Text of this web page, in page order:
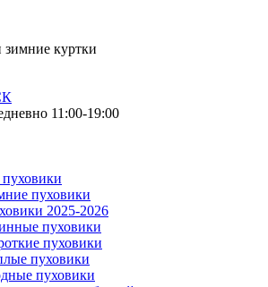
куртки
11:00-19:00
пуховики
2025-2026
пуховики
пуховики
пуховики
пуховики